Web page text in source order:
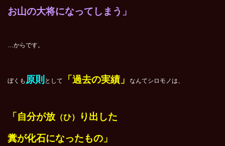
お山の大将になってしまう」
…からです。
ぼくも 原則 として 「過去の実績」 なんてシロモノは、
「自分が放 （ひ） り出した
糞が化石になったもの」